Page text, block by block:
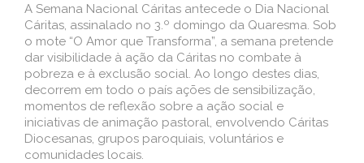
A Semana Nacional Cáritas antecede o Dia Nacional
Cáritas, assinalado no 3.º domingo da Quaresma. Sob
o mote “O Amor que Transforma”, a semana pretende
dar visibilidade à ação da Cáritas no combate à
pobreza e à exclusão social. Ao longo destes dias,
decorrem em todo o país ações de sensibilização,
momentos de reflexão sobre a ação social e
iniciativas de animação pastoral, envolvendo Cáritas
Diocesanas, grupos paroquiais, voluntários e
comunidades locais.